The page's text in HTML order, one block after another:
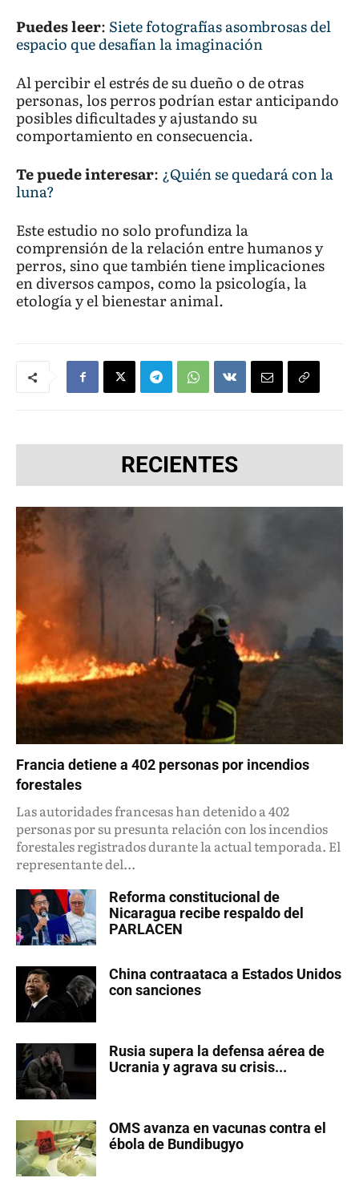
Puedes leer: Siete fotografías asombrosas del
espacio que desafían la imaginación
Al percibir el estrés de su dueño o de otras
personas, los perros podrían estar anticipando
posibles dificultades y ajustando su
comportamiento en consecuencia.
Te puede interesar: ¿Quién se quedará con la
luna?
Este estudio no solo profundiza la
comprensión de la relación entre humanos y
perros, sino que también tiene implicaciones
en diversos campos, como la psicología, la
etología y el bienestar animal.
RECIENTES
Francia detiene a 402 personas por incendios
forestales
Las autoridades francesas han detenido a 402
personas por su presunta relación con los incendios
forestales registrados durante la actual temporada. El
representante del...
Reforma constitucional de
Nicaragua recibe respaldo del
PARLACEN
China contraataca a Estados Unidos
con sanciones
Rusia supera la defensa aérea de
Ucrania y agrava su crisis...
OMS avanza en vacunas contra el
ébola de Bundibugyo